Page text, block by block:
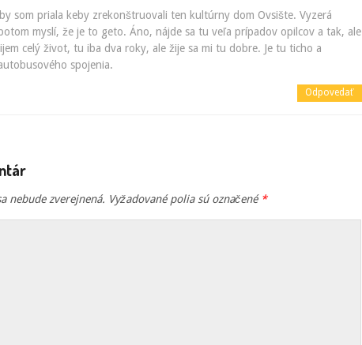
som priala keby zrekonštruovali ten kultúrny dom Ovsište. Vyzerá
myslí, že je to geto. Áno, nájde sa tu veľa prípadov opilcov a tak, ale
celý život, tu iba dva roky, ale žije sa mi tu dobre. Je tu ticho a
spojenia.
Odpovedať
nebude zverejnená. Vyžadované polia sú označené *